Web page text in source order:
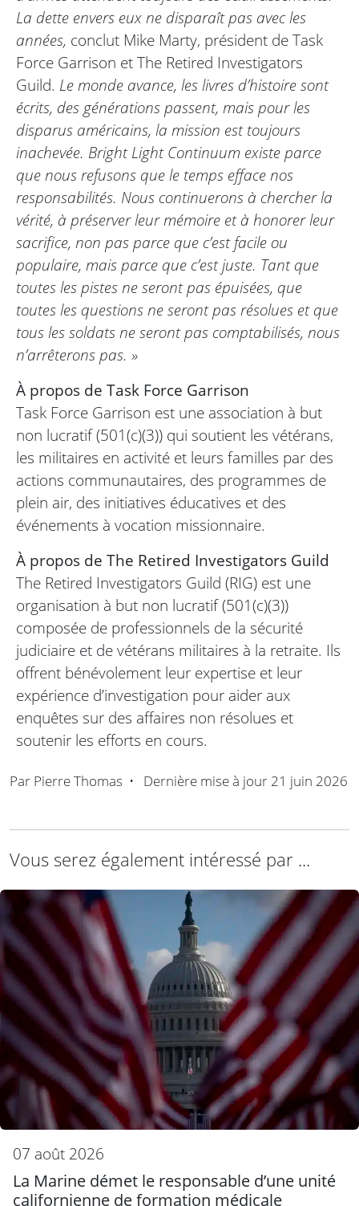
La dette envers eux ne disparaît pas avec les
années, conclut Mike Marty, président de Task
Force Garrison et The Retired Investigators
Guild. Le monde avance, les livres d’histoire sont
écrits, des générations passent, mais pour les
disparus américains, la mission est toujours
inachevée. Bright Light Continuum existe parce
que nous refusons que le temps efface nos
responsabilités. Nous continuerons à chercher la
vérité, à préserver leur mémoire et à honorer leur
sacrifice, non pas parce que c’est facile ou
populaire, mais parce que c’est juste. Tant que
toutes les pistes ne seront pas épuisées, que
toutes les questions ne seront pas résolues et que
tous les soldats ne seront pas comptabilisés, nous
n’arrêterons pas. »
À propos de Task Force Garrison
Task Force Garrison est une association à but
non lucratif (501(c)(3)) qui soutient les vétérans,
les militaires en activité et leurs familles par des
actions communautaires, des programmes de
plein air, des initiatives éducatives et des
événements à vocation missionnaire.
À propos de The Retired Investigators Guild
The Retired Investigators Guild (RIG) est une
organisation à but non lucratif (501(c)(3))
composée de professionnels de la sécurité
judiciaire et de vétérans militaires à la retraite. Ils
offrent bénévolement leur expertise et leur
expérience d’investigation pour aider aux
enquêtes sur des affaires non résolues et
soutenir les efforts en cours.
Par Pierre Thomas • Dernière mise à jour 21 juin 2026
Vous serez également intéressé par ...
07 août 2026
La Marine démet le responsable d’une unité
californienne de formation médicale